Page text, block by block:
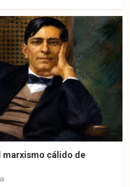
marxismo cálido de